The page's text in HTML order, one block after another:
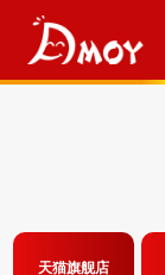
天猫旗舰店